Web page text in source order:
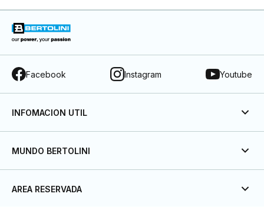
Facebook Instagram Youtube
INFOMACION UTIL
MUNDO BERTOLINI
AREA RESERVADA